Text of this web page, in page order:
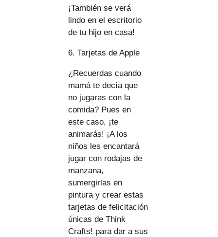
¡También se verá
lindo en el escritorio
de tu hijo en casa!
6. Tarjetas de Apple
¿Recuerdas cuando
mamá te decía que
no jugaras con la
comida? Pues en
este caso, ¡te
animarás! ¡A los
niños les encantará
jugar con rodajas de
manzana,
sumergirlas en
pintura y crear estas
tarjetas de felicitación
únicas de Think
Crafts! para dar a sus